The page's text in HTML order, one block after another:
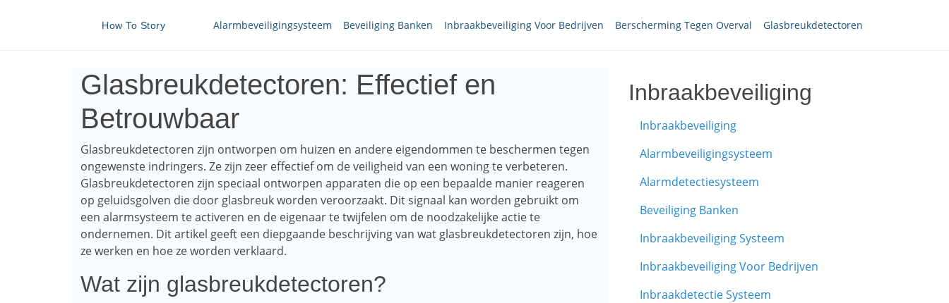
How To Story Alarmbeveiligingsysteem Beveiliging Banken Inbraakbeveiliging Voor Bedrijven Berscherming Tegen Overval Glasbreukdetectoren
Glasbreukdetectoren: Effectief en
Betrouwbaar
Glasbreukdetectoren zijn ontworpen om huizen en andere eigendommen te beschermen tegen
ongewenste indringers. Ze zijn zeer effectief om de veiligheid van een woning te verbeteren.
Glasbreukdetectoren zijn speciaal ontworpen apparaten die op een bepaalde manier reageren
op geluidsgolven die door glasbreuk worden veroorzaakt. Dit signaal kan worden gebruikt om
een ​​alarmsysteem te activeren en de eigenaar te twijfelen om de noodzakelijke actie te
ondernemen. Dit artikel geeft een diepgaande beschrijving van wat glasbreukdetectoren zijn, hoe
ze werken en hoe ze worden verklaard.
Wat zijn glasbreukdetectoren?
Inbraakbeveiliging
Inbraakbeveiliging
Alarmbeveiligingsysteem
Alarmdetectiesysteem
Beveiliging Banken
Inbraakbeveiliging Systeem
Inbraakbeveiliging Voor Bedrijven
Inbraakdetectie Systeem